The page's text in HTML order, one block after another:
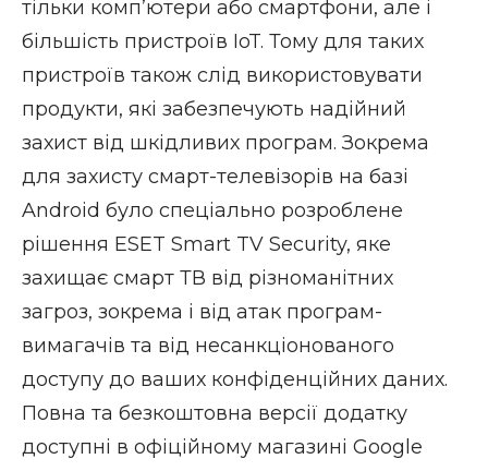
тільки комп’ютери або смартфони, але і
більшість пристроїв IoT. Тому для таких
пристроїв також слід використовувати
продукти, які забезпечують надійний
захист від шкідливих програм. Зокрема
для захисту смарт-телевізорів на базі
Android було спеціально розроблене
рішення ESET Smart TV Security, яке
захищає смарт ТВ від різноманітних
загроз, зокрема і від атак програм-
вимагачів та від несанкціонованого
доступу до ваших конфіденційних даних.
Повна та безкоштовна версії додатку
доступні в офіційному магазині Google